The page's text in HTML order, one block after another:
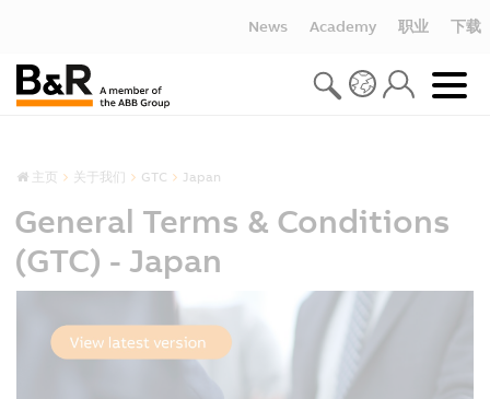
News Academy 职业 下载
主页 关于我们 GTC Japan
General Terms & Conditions
(GTC) - Japan